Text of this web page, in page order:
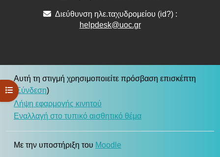
Άνοιγμα ευρετηρίου μαθήματος
Διεύθυνση ηλε.ταχυδρομείου (id?) :
helpdesk@uoc.gr
Αυτή τη στιγμή χρησιμοποιείτε πρόσβαση επισκέπτη
Σύνδεση)
Λήψη εφαρμογής κινητού
Εναλλαγή στο τυπικό αισθητικό θέμα
Με την υποστήριξη του Moodle